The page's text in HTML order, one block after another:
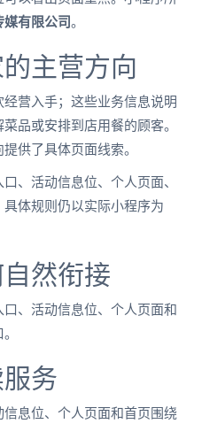
有限公司 。
主营方向
营入手；这些业务信息说明
品或安排到店用餐的顾客。
供了具体页面线索。
、活动信息位、个人页面、
体规则仍以实际小程序为
然衔接
、活动信息位、个人页面和
务
息位、个人页面和首页围绕